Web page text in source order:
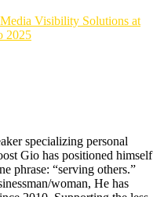
Visibility Solutions at
2025
specializing personal
Gio has positioned himself
phrase: “serving others.”
woman, He has